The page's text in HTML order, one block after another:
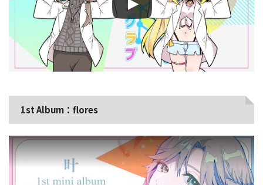
1st Album：flores
この動画を YouTube で視聴